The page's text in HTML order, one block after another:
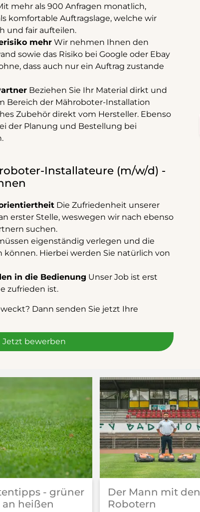
mehr als 900 Anfragen monatlich,
komfortable Auftragslage, welche wir
und fair aufteilen.
mehrWir nehmen Ihnen den
sowie das Risiko bei Google oder Ebay
dass auch nur ein Auftrag zustande
Beziehen Sie Ihr Material dirkt und
Bereich der Mähroboter-Installation
Zubehör direkt vom Hersteller. Ebenso
der Planung und Bestellung bei
Installateure (m/w/d) -
Die Zufriedenheit unserer
erster Stelle, weswegen wir nach ebenso
suchen.
eigenständig verlegen und die
können. Hierbei werden Sie natürlich von
in die Bedienung Unser Job ist erst
zufrieden ist.
Dann senden Sie jetzt Ihre
Jetzt bewerben
- grüner
an heißen
Der Mann mit den
Robotern